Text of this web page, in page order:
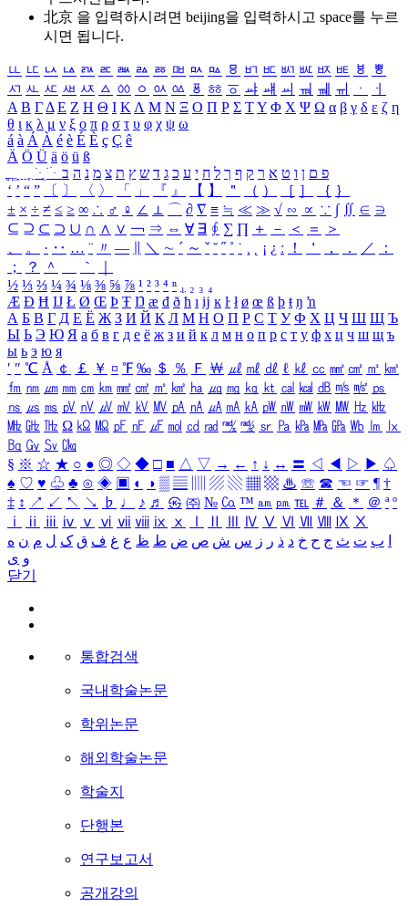
北京 을 입력하시려면 beijing을 입력하시고 space를 누르
시면 됩니다.
ㅥ ㅦ ㅧ ㅨ ㅩ ㅪ ㅫ ㅬ ㅭ ㅮ ㅯ ㅰ ㅱ ㅲ ㅳ ㅴ ㅵ ㅶ ㅷ ㅸ
ㅹ
ㅺ ㅻ ㅼ ㅽ ㅾ ㅿ ㆀ ㆁ ㆂ ㆃ ㆄ ㆅ ㆆ ㆇ ㆈ ㆉ ㆊ ㆋ ㆌ ㆍ
ㆎ
Α Β ΓΔ Ε Ζ Η Θ Ι ΚΛ Μ Ν Ξ Ο Π Ρ Σ ΤΥ Φ Χ Ψ Ω α β γ δ ε ζ η
θ ι κ λ μ ν ξ ο π ρ σ τ υ φ χ ψ ω
á à Á À é è É È ç Ç ê
Ä Ö Ü ä ö ü ß
ִֶֹ ֻּ ׁׂ פ ם ן ו ט א ר ק ף ך ל ח י ע כ ג ד ש ץ ת צ מ נ ה ב
‘ ’ “ ” 〔 〕 〈 〉 「 」 『 』 【 】 ＂ （ ） ［ ］ ｛ ｝
± × ÷ ≠ ≤ ≥ ∞ ∴ ♂ ♀ ∠ ⊥ ⌒ ∂ ∇ ≡ ≒ ≪ ≫ √ ∽ ∝ ∵ ∫ ∬ ∈ ∋
⊆ ⊇ ⊂ ⊃ ∪ ∩ ∧ ∨ ￢ ⇒ ⇔ ∀ ∃ ∮ ∑ ∏ ＋ － ＜ ＝
＞
、
。 · ‥ … ¨ 〃 ― ＼ ∼ ´ ～ ˇ ˘ ˝ ˚ ˙ ¸ ¡ ¿ ː ！ ＇ ， ． ／
：
；
？ ＾ ｀
½ ⅓ ⅔ ¼ ¾ ⅛ ⅜ ⅝ ⅞ ¹ ² ³ ⁴ ⁿ ₁ ₂ ₃ ₄
Æ Ð Ħ Ĳ Ł Ø Œ Þ Ŧ Ŋ æ đ ð ħ ı ĳ ĸ ŀ ł ø œ ß þ ŧ ŋ ŉ
А Б В Г Д Е Ё Ж З И Й К Л М Н О П Р С Т У Ф Х Ц Ч Ш Щ Ъ
Ы Ь Э Ю Я а б в г д е ё ж з и й к л м н о п р с т у ф х ц ч ш щ ъ
ы ь э ю я
′ ″ ℃ Å ￠ ￡ ￥ ¤ ℉ ‰ ＄ ％ Ｆ ￦ ㎕ ㎖ ㎗ ℓ ㎘ ㏄ ㎣ ㎤ ㎥ ㎦
㎙ ㎚ ㎛ ㎜ ㎝ ㎞ ㎟ ㎠ ㎡ ㎢ ㏊ ㎍ ㎎ ㎏ ㏏ ㎈ ㎉ ㏈ ㎧ ㎨ ㎰
㎱ ㎲ ㎳ ㎴ ㎵ ㎶ ㎷ ㎸ ㎹ ㎀ ㎁ ㎂ ㎃ ㎄ ㎺ ㎻ ㎽ ㎾ ㎿ ㎐ ㎑
㎒ ㎓ ㎔ Ω ㏀ ㏁ ㎊ ㎋ ㎌ ㏖ ㏅ ㎭ ㎮ ㎯ ㏛ ㎩ ㎪ ㎫ ㎬ ㏝ ㏐
㏓
㏃ ㏉ ㏜ ㏆
§ ※ ☆ ★ ○ ● ◎ ◇ ◆ □ ■ △ ▽ → ← ↑ ↓ ↔ 〓 ◁ ◀ ▷ ▶ ♤
♠ ♡ ♥ ♧ ♣ ⊙ ◈ ▣ ◐ ◑ ▒ ▤ ▨ ▧ ▦ ▩ ♨ ☏ ☎ ☜ ☞ ¶ †
‡ ↕ ↗ ↙ ↖ ↘ ♭ ♩ ♪ ♬ ㉿ ㈜ № ㏇ ™ ㏂ ㏘ ℡ ＃ ＆ ＊ ＠ ª º
ⅰ
ⅱ ⅲ ⅳ ⅴ ⅵ ⅶ ⅷ ⅸ ⅹ Ⅳ Ⅴ Ⅵ Ⅶ Ⅷ Ⅸ Ⅹ
ب ت ث ج ح خ د ذ ر ز س ش ص ض ط ظ ع غ ف ق ک ل م ن ه
و ی
닫기
통합검색
국내학술논문
학위논문
해외학술논문
학술지
단행본
연구보고서
공개강의